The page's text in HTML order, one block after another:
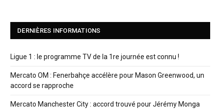
DERNIÈRES INFORMATIONS
Ligue 1 : le programme TV de la 1re journée est connu !
Mercato OM : Fenerbahçe accélère pour Mason Greenwood, un
accord se rapproche
Mercato Manchester City : accord trouvé pour Jérémy Monga